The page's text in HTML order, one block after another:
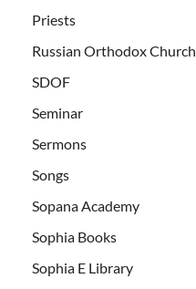
Priests
Russian Orthodox Church
SDOF
Seminar
Sermons
Songs
Sopana Academy
Sophia Books
Sophia E Library